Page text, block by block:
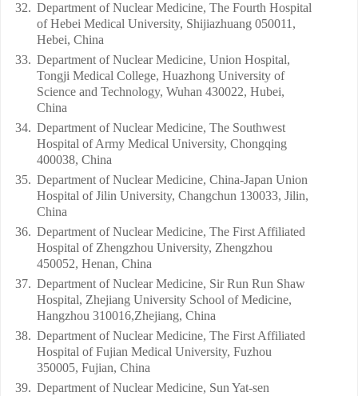
32. Department of Nuclear Medicine, The Fourth Hospital
of Hebei Medical University, Shijiazhuang 050011,
Hebei, China
33. Department of Nuclear Medicine, Union Hospital,
Tongji Medical College, Huazhong University of
Science and Technology, Wuhan 430022, Hubei,
China
34. Department of Nuclear Medicine, The Southwest
Hospital of Army Medical University, Chongqing
400038, China
35. Department of Nuclear Medicine, China-Japan Union
Hospital of Jilin University, Changchun 130033, Jilin,
China
36. Department of Nuclear Medicine, The First Affiliated
Hospital of Zhengzhou University, Zhengzhou
450052, Henan, China
37. Department of Nuclear Medicine, Sir Run Run Shaw
Hospital, Zhejiang University School of Medicine,
Hangzhou 310016,Zhejiang, China
38. Department of Nuclear Medicine, The First Affiliated
Hospital of Fujian Medical University, Fuzhou
350005, Fujian, China
39. Department of Nuclear Medicine, Sun Yat-sen